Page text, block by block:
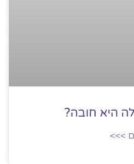
היא חובה?
>>>